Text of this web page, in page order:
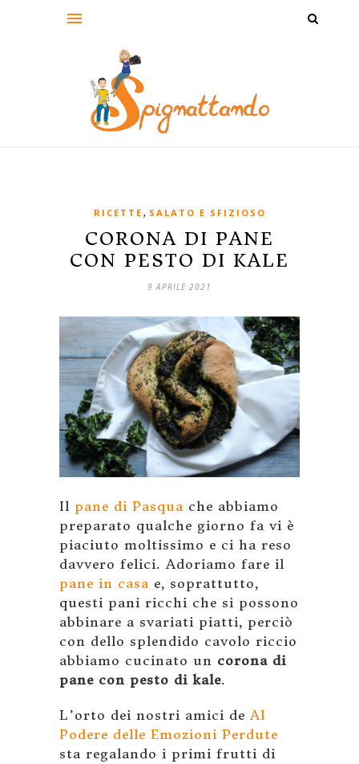
RICETTE , SALATO E SFIZIOSO
CORONA DI PANE
CON PESTO DI KALE
9 APRILE 2021
Il pane di Pasqua che abbiamo
preparato qualche giorno fa vi è
piaciuto moltissimo e ci ha reso
davvero felici. Adoriamo fare il
pane in casa e, soprattutto,
questi pani ricchi che si possono
abbinare a svariati piatti, perciò
con dello splendido cavolo riccio
abbiamo cucinato un corona di
pane con pesto di kale.
L’orto dei nostri amici deAl
Podere delle Emozioni Perdute
sta regalando i primi frutti di